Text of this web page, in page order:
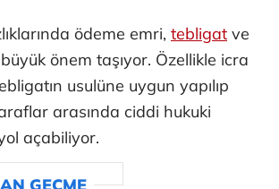
ödeme emri, tebligat ve
önem taşıyor. Özellikle icra
usulüne uygun yapılıp
arasında ciddi hukuki
açabiliyor.